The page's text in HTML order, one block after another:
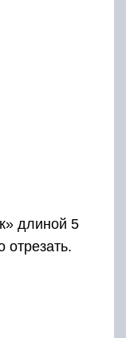
длиной 5
отрезать.